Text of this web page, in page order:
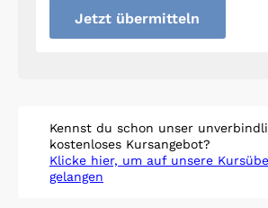
Jetzt übermitteln
Kennst du schon unser
kostenloses Kursangebot?
Klicke hier, um auf unsere
gelangen